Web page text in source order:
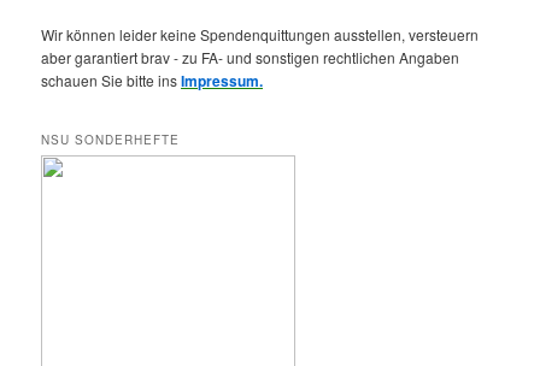
Wir können leider keine Spendenquittungen ausstellen, versteuern
aber garantiert brav - zu FA- und sonstigen rechtlichen Angaben
schauen Sie bitte insImpressum.
NSU SONDERHEFTE